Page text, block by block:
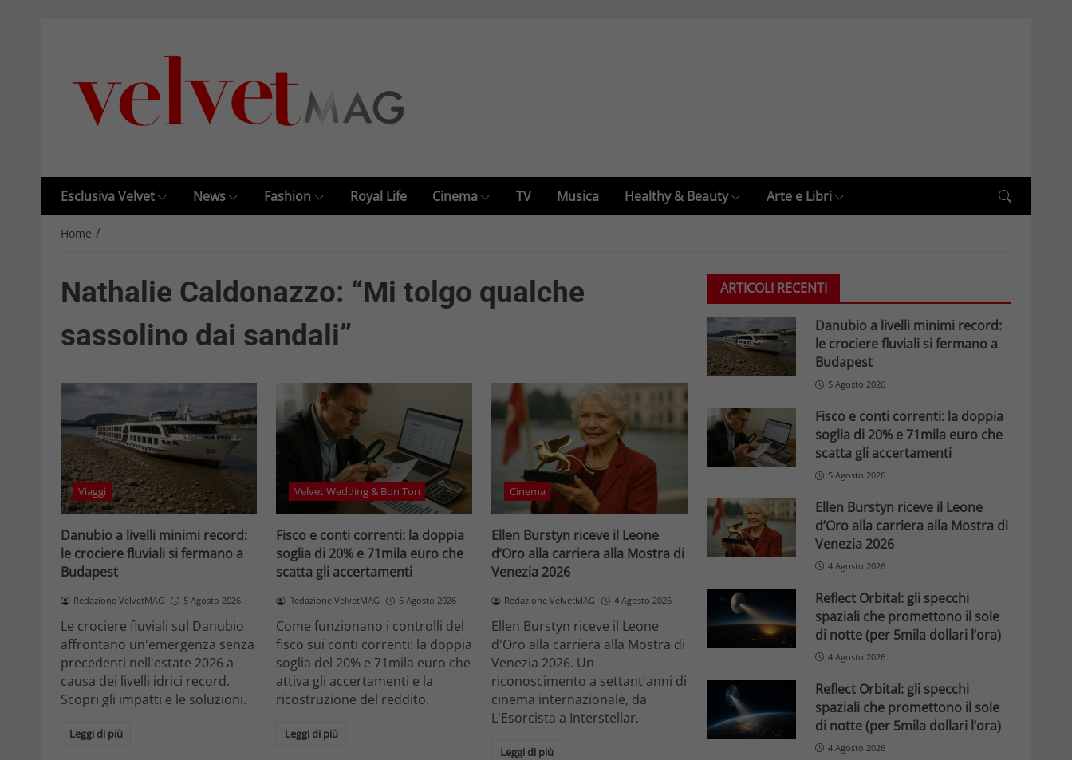
Esclusiva Velvet News Fashion Royal Life Cinema TV Musica Healthy & Beauty Arte e Libri
Home /
Nathalie Caldonazzo: “Mi tolgo qualche
sassolino dai sandali”
Viaggi
Danubio a livelli minimi record:
le crociere fluviali si fermano a
Budapest
Redazione VelvetMAG 5 Agosto 2026
Le crociere fluviali sul Danubio
affrontano un'emergenza senza
precedenti nell'estate 2026 a
causa dei livelli idrici record.
Scopri gli impatti e le soluzioni.
Leggi di più
Velvet Wedding & Bon Ton
Fisco e conti correnti: la doppia
soglia di 20% e 71mila euro che
scatta gli accertamenti
Redazione VelvetMAG 5 Agosto 2026
Come funzionano i controlli del
fisco sui conti correnti: la doppia
soglia del 20% e 71mila euro che
attiva gli accertamenti e la
ricostruzione del reddito.
Leggi di più
Cinema
Ellen Burstyn riceve il Leone
d’Oro alla carriera alla Mostra di
Venezia 2026
Redazione VelvetMAG 4 Agosto 2026
Ellen Burstyn riceve il Leone
d'Oro alla carriera alla Mostra di
Venezia 2026. Un
riconoscimento a settant'anni di
cinema internazionale, da
L'Esorcista a Interstellar.
Leggi di più
ARTICOLI RECENTI
Danubio a livelli minimi record:
le crociere fluviali si fermano a
Budapest
5 Agosto 2026
Fisco e conti correnti: la doppia
soglia di 20% e 71mila euro che
scatta gli accertamenti
5 Agosto 2026
Ellen Burstyn riceve il Leone
d’Oro alla carriera alla Mostra di
Venezia 2026
4 Agosto 2026
Reflect Orbital: gli specchi
spaziali che promettono il sole
di notte (per 5mila dollari l’ora)
4 Agosto 2026
Reflect Orbital: gli specchi
spaziali che promettono il sole
di notte (per 5mila dollari l’ora)
4 Agosto 2026